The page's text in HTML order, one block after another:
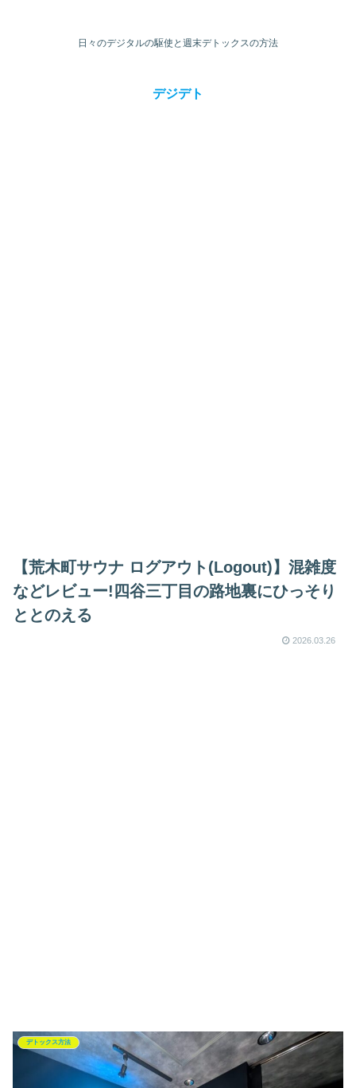
日々のデジタルの駆使と週末デトックスの方法
デジデト
【荒木町サウナ ログアウト(Logout)】混雑度
などレビュー!四谷三丁目の路地裏にひっそり
ととのえる
2026.03.26
デトックス方法